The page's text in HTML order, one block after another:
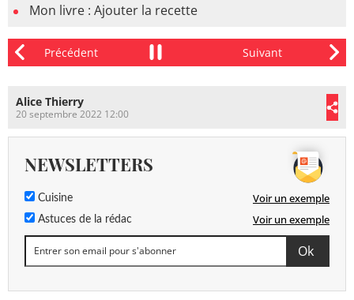
Mon livre : Ajouter la recette
Alice Thierry
20 septembre 2022 12:00
NEWSLETTERS
Cuisine Voir un exemple
Astuces de la rédac Voir un exemple